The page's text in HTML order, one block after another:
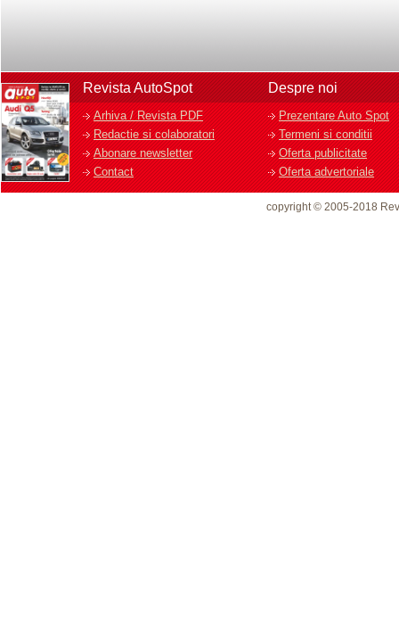
Revista AutoSpot
Arhiva / Revista PDF
Redactie si colaboratori
Abonare newsletter
Contact
Despre noi
Prezentare Auto Spot
Termeni si conditii
Oferta publicitate
Oferta advertoriale
copyright © 2005-2018